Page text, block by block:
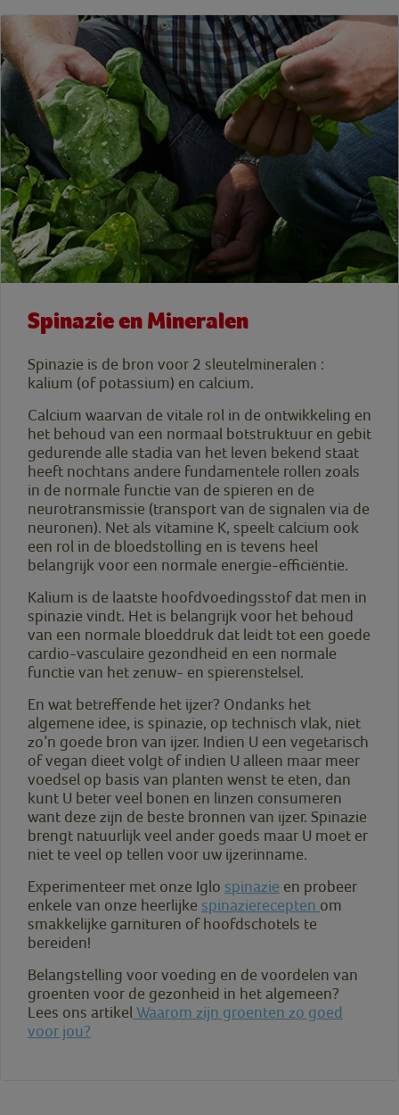
Spinazie en Mineralen
Spinazie is de bron voor 2 sleutelmineralen :
kalium (of potassium) en calcium.
Calcium waarvan de vitale rol in de ontwikkeling en
het behoud van een normaal botstruktuur en gebit
gedurende alle stadia van het leven bekend staat
heeft nochtans andere fundamentele rollen zoals
in de normale functie van de spieren en de
neurotransmissie (transport van de signalen via de
neuronen). Net als vitamine K, speelt calcium ook
een rol in de bloedstolling en is tevens heel
belangrijk voor een normale energie-efficiëntie.
Kalium is de laatste hoofdvoedingsstof dat men in
spinazie vindt. Het is belangrijk voor het behoud
van een normale bloeddruk dat leidt tot een goede
cardio-vasculaire gezondheid en een normale
functie van het zenuw- en spierenstelsel.
En wat betreffende het ijzer? Ondanks het
algemene idee, is spinazie, op technisch vlak, niet
zo’n goede bron van ijzer. Indien U een vegetarisch
of vegan dieet volgt of indien U alleen maar meer
voedsel op basis van planten wenst te eten, dan
kunt U beter veel bonen en linzen consumeren
want deze zijn de beste bronnen van ijzer. Spinazie
brengt natuurlijk veel ander goeds maar U moet er
niet te veel op tellen voor uw ijzerinname.
Experimenteer met onze Iglo spinazie en probeer
enkele van onze heerlijke spinazierecepten om
smakkelijke garnituren of hoofdschotels te
bereiden!
Belangstelling voor voeding en de voordelen van
groenten voor de gezonheid in het algemeen?
Lees ons artikel Waarom zijn groenten zo goed
voor jou?